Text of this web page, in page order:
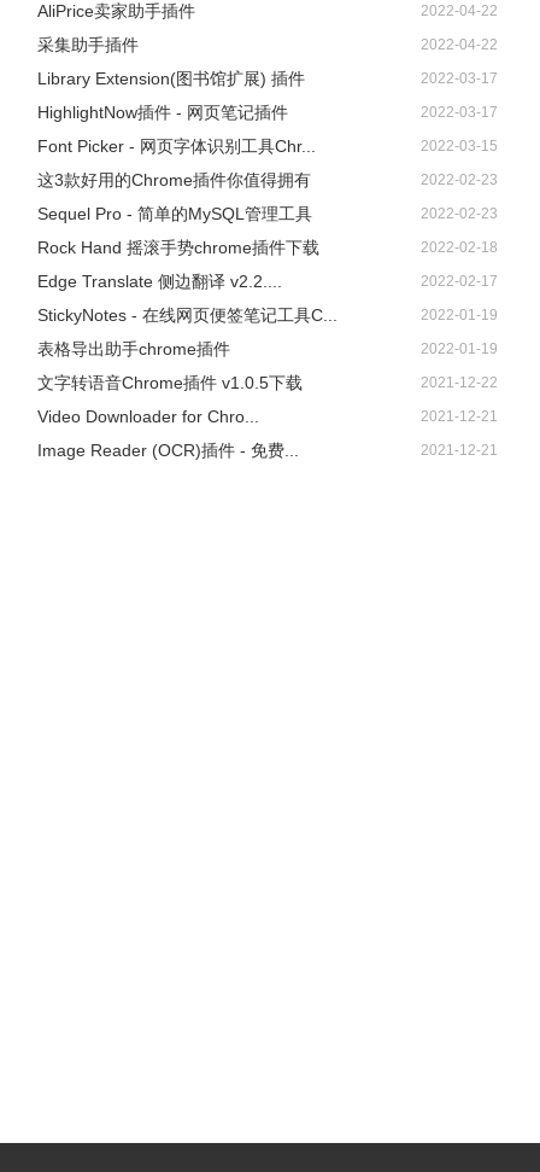
AliPrice卖家助手插件 2022-04-22
采集助手插件 2022-04-22
Library Extension(图书馆扩展) 插件 2022-03-17
HighlightNow插件 - 网页笔记插件 2022-03-17
Font Picker - 网页字体识别工具Chr... 2022-03-15
这3款好用的Chrome插件你值得拥有 2022-02-23
Sequel Pro - 简单的MySQL管理工具 2022-02-23
Rock Hand 摇滚手势chrome插件下载 2022-02-18
Edge Translate 侧边翻译 v2.2.... 2022-02-17
StickyNotes - 在线网页便签笔记工具C... 2022-01-19
表格导出助手chrome插件 2022-01-19
文字转语音Chrome插件 v1.0.5下载 2021-12-22
Video Downloader for Chro... 2021-12-21
Image Reader (OCR)插件 - 免费... 2021-12-21